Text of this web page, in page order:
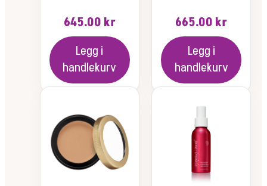
645.00 kr
Legg i
handlekurv
665.00 kr
Legg i
handlekurv
varianter.
Alternativene